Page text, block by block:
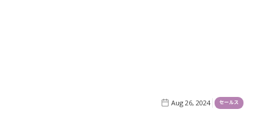
Aug 26, 2024 セールス